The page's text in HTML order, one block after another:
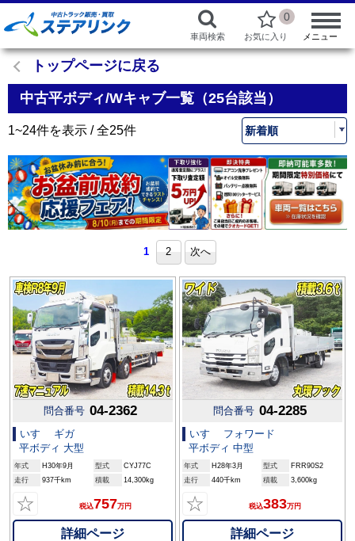
車両検索
0
お気に入り メニュー
トップページに戻る
中古平ボディ/Wキャブ一覧（25台該当）
1~24件を表示 / 全25件
1 2 次へ
問合番号 04-2362
いすゞ ギガ
平ボディ 大型
年式 H30年9月 型式
CYJ77C
走行
937千km 積載 14,300kg
☆ 税込757万円
詳細ページ
問合番号 04-2285
いすゞ フォワード
平ボディ 中型
年式 H28年3月 型式
FRR90S2
走行
440千km 積載 3,600kg
☆ 税込383万円
詳細ページ